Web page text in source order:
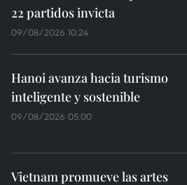
22 partidos invicta
09/08/2026 10:24
Hanoi avanza hacia turismo
inteligente y sostenible
09/08/2026 05:00
Vietnam promueve las artes